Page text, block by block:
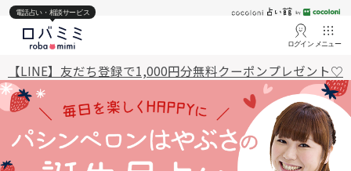
電話占い・相談サービス
ログイン メニュー
【LINE】友だち登録で1,000円分無料クーポンプレゼント♡